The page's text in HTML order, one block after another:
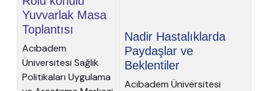
Yuvvarlak Masa
Toplantısı
Acıbadem
Üniversitesi Sağlık
Politikaları Uygulama
Nadir Hastalıklarda
Paydaşlar ve
Beklentiler
Acıbadem Üniversitesi